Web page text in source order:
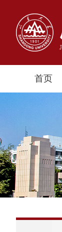
首页